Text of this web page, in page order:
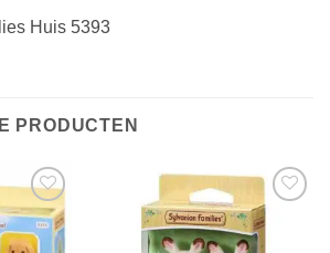
Huis 5393
PRODUCTEN